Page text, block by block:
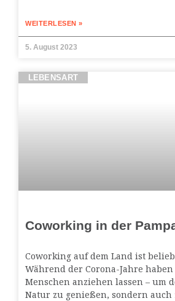
WEITERLESEN »
5. August 2023
LEBENSART
Coworking in der
Coworking auf dem Land ist
Während der Corona-Jahre
Menschen anziehen lassen – um
Natur zu genießen, sondern auch